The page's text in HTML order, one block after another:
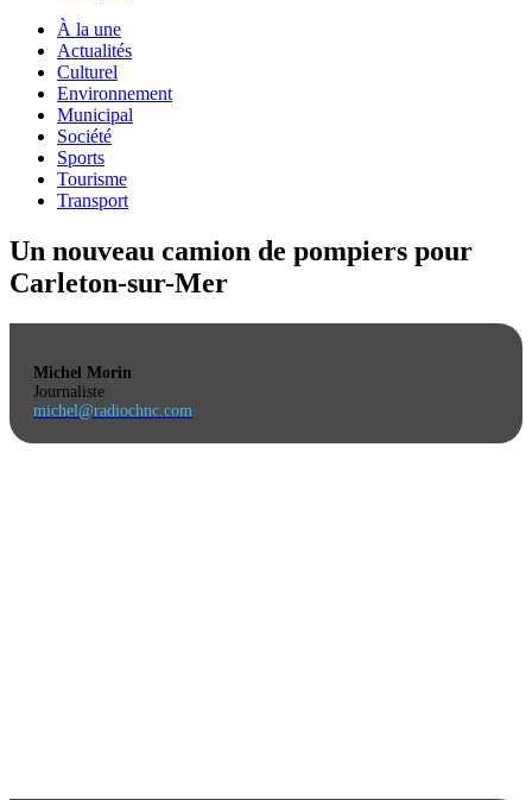
À la une
Actualités
Culturel
Environnement
Municipal
Société
Sports
Tourisme
Transport
Un nouveau camion de pompiers pour
Carleton-sur-Mer
Michel Morin
Journaliste
michel@radiochnc.com